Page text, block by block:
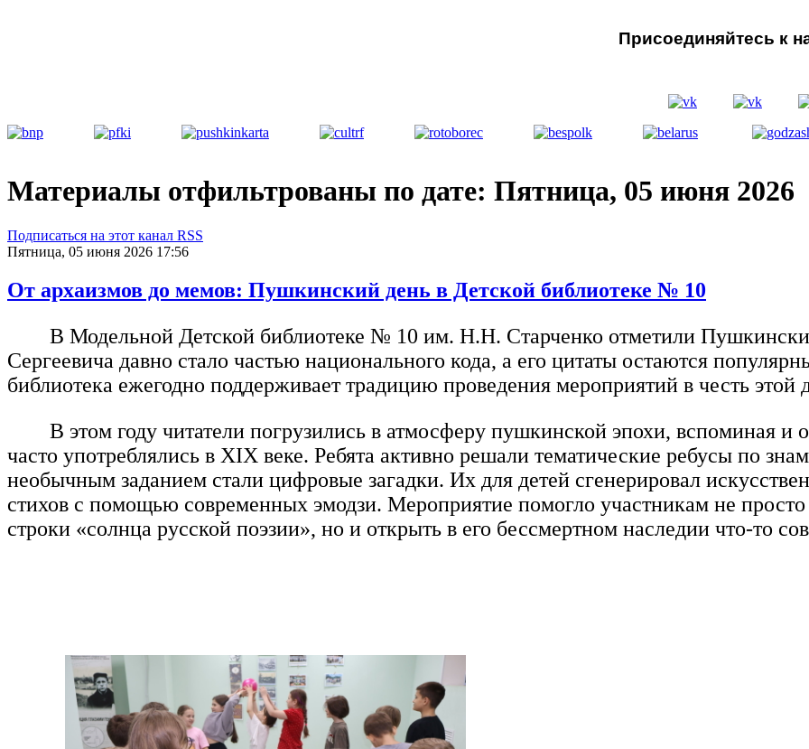
Присоединяйтесь к
Материалы отфильтрованы по дате: Пятница, 05 июня 2026
Подписаться на этот канал RSS
Пятница, 05 июня 2026 17:56
От архаизмов до мемов: Пушкинский день в Детской библиотеке № 10
В Модельной Детской библиотеке № 10 им. Н.Н. Старченко отметили
Сергеевича давно стало частью национального кода, а его цитаты остаются
библиотека ежегодно поддерживает традицию проведения мероприятий в честь этой
В этом году читатели погрузились в атмосферу пушкинской эпохи, вспоминая и
часто употреблялись в XIX веке. Ребята активно решали тематические ребусы по
необычным заданием стали цифровые загадки. Их для детей сгенерировал
стихов с помощью современных эмодзи. Мероприятие помогло участникам не
строки «солнца русской поэзии», но и открыть в его бессмертном наследии что-то